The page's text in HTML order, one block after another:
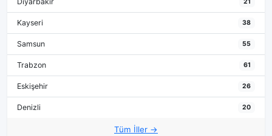
Kayseri 38
Samsun 55
Trabzon 61
Eskişehir 26
Denizli 20
Tüm İller →